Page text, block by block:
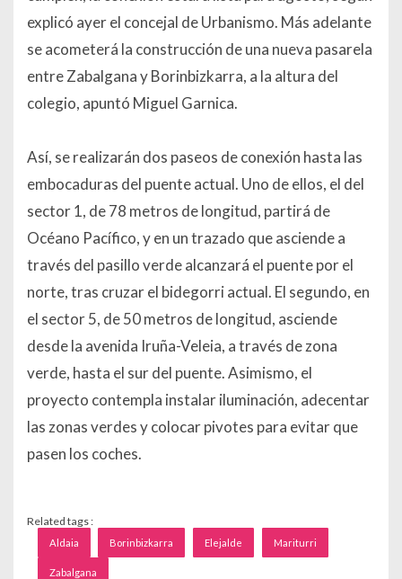
explicó ayer el concejal de Urbanismo. Más adelante
se acometerá la construcción de una nueva pasarela
entre Zabalgana y Borinbizkarra, a la altura del
colegio, apuntó Miguel Garnica.
Así, se realizarán dos paseos de conexión hasta las
embocaduras del puente actual. Uno de ellos, el del
sector 1, de 78 metros de longitud, partirá de
Océano Pacífico, y en un trazado que asciende a
través del pasillo verde alcanzará el puente por el
norte, tras cruzar el bidegorri actual. El segundo, en
el sector 5, de 50 metros de longitud, asciende
desde la avenida Iruña-Veleia, a través de zona
verde, hasta el sur del puente. Asimismo, el
proyecto contempla instalar iluminación, adecentar
las zonas verdes y colocar pivotes para evitar que
pasen los coches.
Related tags :
Aldaia Borinbizkarra Elejalde Mariturri
Zabalgana